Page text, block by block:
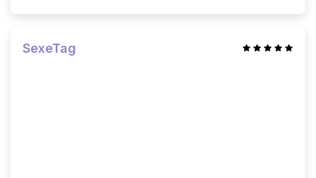
SexeTag